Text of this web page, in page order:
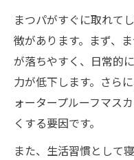
まつパがすぐに取れて
徴があります。まず、
が落ちやすく、日常的
力が低下します。さら
ォータープルーフマス
くする要因です。
また、生活習慣として